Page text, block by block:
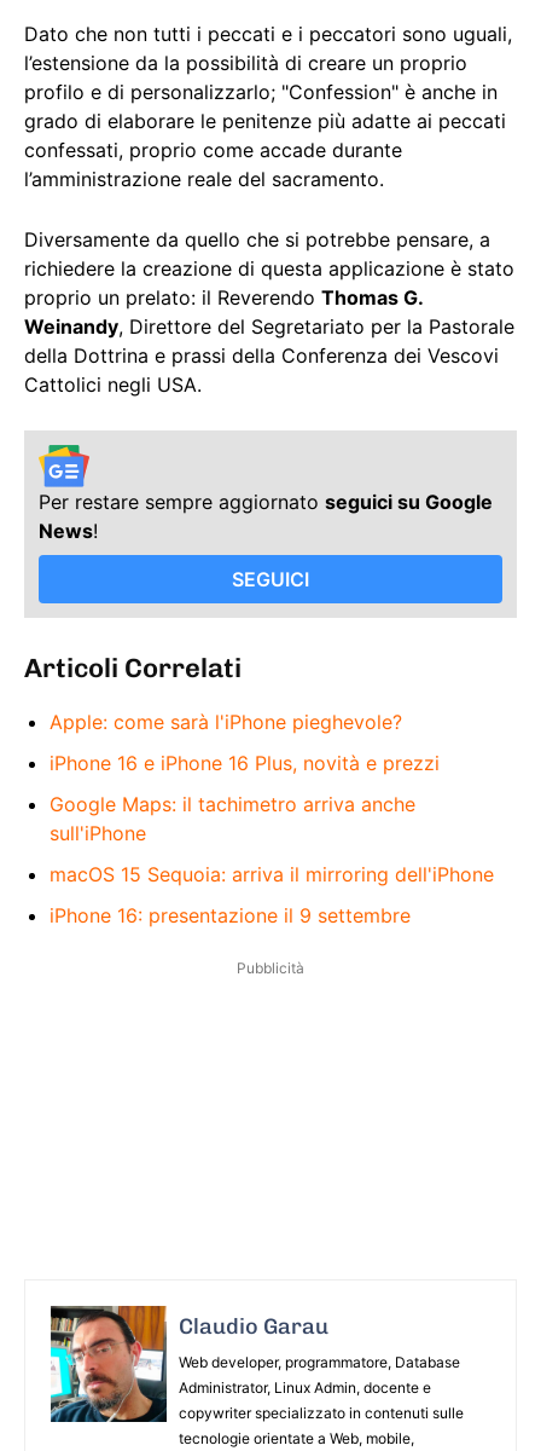
Dato che non tutti i peccati e i peccatori sono uguali,
l’estensione da la possibilità di creare un proprio
profilo e di personalizzarlo; "Confession" è anche in
grado di elaborare le penitenze più adatte ai peccati
confessati, proprio come accade durante
l’amministrazione reale del sacramento.
Diversamente da quello che si potrebbe pensare, a
richiedere la creazione di questa applicazione è stato
proprio un prelato: il Reverendo Thomas G.
Weinandy, Direttore del Segretariato per la Pastorale
della Dottrina e prassi della Conferenza dei Vescovi
Cattolici negli USA.
Per restare sempre aggiornato seguici su Google
News!
SEGUICI
Articoli Correlati
Apple: come sarà l'iPhone pieghevole?
iPhone 16 e iPhone 16 Plus, novità e prezzi
Google Maps: il tachimetro arriva anche
sull'iPhone
macOS 15 Sequoia: arriva il mirroring dell'iPhone
iPhone 16: presentazione il 9 settembre
Pubblicità
Claudio Garau
Web developer, programmatore, Database
Administrator, Linux Admin, docente e
copywriter specializzato in contenuti sulle
tecnologie orientate a Web, mobile,